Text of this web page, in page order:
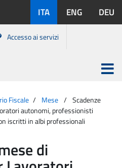
disponibili:
ITA ENG DEU
Accesso ai servizi
Apri
menu
Fiscale Mese
Scadenze
autonomi, professionisti
iscritti in albi professionali
di